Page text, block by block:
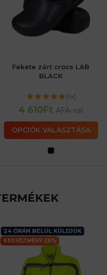
Fekete zárt crocs LAB
BLACK
(1x)
4 610Ft ÁFA-val
OPCIÓK VÁLASZTÁSA
24 ÓRÁN BELÜL KÜLDJÜK
KEDVEZMÉNY 26%